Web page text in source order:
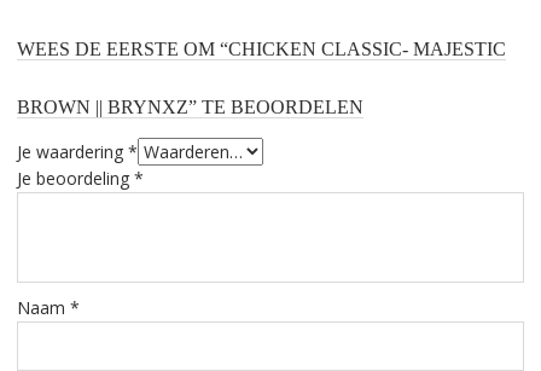
WEES DE EERSTE OM “CHICKEN CLASSIC- MAJESTIC
BROWN || BRYNXZ” TE BEOORDELEN
Je waardering *
Je beoordeling *
Naam *